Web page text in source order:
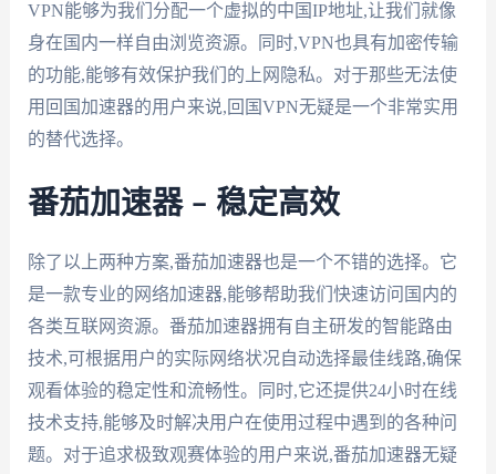
VPN能够为我们分配一个虚拟的中国IP地址,让我们就像
身在国内一样自由浏览资源。同时,VPN也具有加密传输
的功能,能够有效保护我们的上网隐私。对于那些无法使
用回国加速器的用户来说,回国VPN无疑是一个非常实用
的替代选择。
番茄加速器 – 稳定高效
除了以上两种方案,番茄加速器也是一个不错的选择。它
是一款专业的网络加速器,能够帮助我们快速访问国内的
各类互联网资源。番茄加速器拥有自主研发的智能路由
技术,可根据用户的实际网络状况自动选择最佳线路,确保
观看体验的稳定性和流畅性。同时,它还提供24小时在线
技术支持,能够及时解决用户在使用过程中遇到的各种问
题。对于追求极致观赛体验的用户来说,番茄加速器无疑